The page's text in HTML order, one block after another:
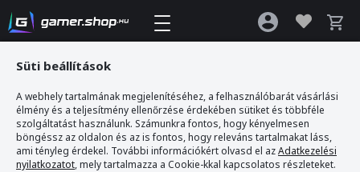
Gamer webshop >Havit H633BT Vezeték nélküli Bluetooth fejhallgató - Pink
Süti beállítások
A webhely tartalmának megjelenítéséhez, a felhasználóbarát vásárlási
élmény és a teljesítmény ellenőrzése érdekében sütiket és többféle
szolgáltatást használunk. Számunkra fontos, hogy kényelmesen
böngéssz az oldalon és az is fontos, hogy releváns tartalmakat láss,
ami tényleg érdekel. További információkért olvasd el azAdatkezelési
nyilatkozatot, mely tartalmazza a Cookie-kkal kapcsolatos részleteket.